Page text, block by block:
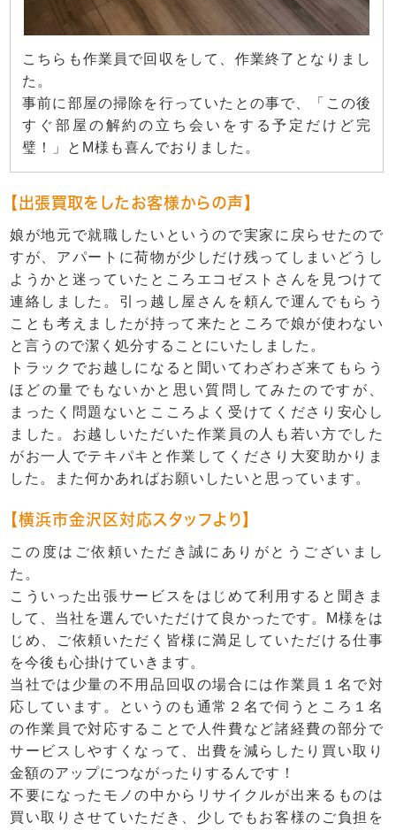
こちらも作業員で回収をして、作業終了となりまし
た。
事前に部屋の掃除を行っていたとの事で、「この後
すぐ部屋の解約の立ち会いをする予定だけど完
璧！」とM様も喜んでおりました。
【出張買取をしたお客様からの声】
娘が地元で就職したいというので実家に戻らせたので
すが、アパートに荷物が少しだけ残ってしまいどうし
ようかと迷っていたところエコゼストさんを見つけて
連絡しました。引っ越し屋さんを頼んで運んでもらう
ことも考えましたが持って来たところで娘が使わない
と言うので潔く処分することにいたしました。
トラックでお越しになると聞いてわざわざ来てもらう
ほどの量でもないかと思い質問してみたのですが、
まったく問題ないとこころよく受けてくださり安心し
ました。お越しいただいた作業員の人も若い方でした
がお一人でテキパキと作業してくださり大変助かりま
した。また何かあればお願いしたいと思っています。
【横浜市金沢区対応スタッフより】
この度はご依頼いただき誠にありがとうございまし
た。
こういった出張サービスをはじめて利用すると聞きま
して、当社を選んでいただけて良かったです。M様をは
じめ、ご依頼いただく皆様に満足していただける仕事
を今後も心掛けていきます。
当社では少量の不用品回収の場合には作業員１名で対
応しています。というのも通常２名で伺うところ１名
の作業員で対応することで人件費など諸経費の部分で
サービスしやすくなって、出費を減らしたり買い取り
金額のアップにつながったりするんです！
不要になったモノの中からリサイクルが出来るものは
買い取りさせていただき、少しでもお客様のご負担を